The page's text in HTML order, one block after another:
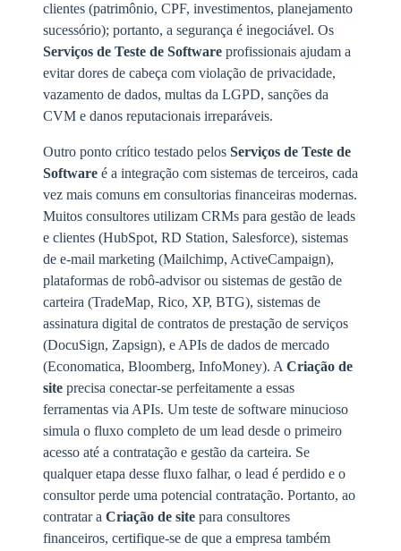
clientes (patrimônio, CPF, investimentos, planejamento
sucessório); portanto, a segurança é inegociável. Os
Serviços de Teste de Software profissionais ajudam a
evitar dores de cabeça com violação de privacidade,
vazamento de dados, multas da LGPD, sanções da
CVM e danos reputacionais irreparáveis.
Outro ponto crítico testado pelos Serviços de Teste de
Software é a integração com sistemas de terceiros, cada
vez mais comuns em consultorias financeiras modernas.
Muitos consultores utilizam CRMs para gestão de leads
e clientes (HubSpot, RD Station, Salesforce), sistemas
de e-mail marketing (Mailchimp, ActiveCampaign),
plataformas de robô-advisor ou sistemas de gestão de
carteira (TradeMap, Rico, XP, BTG), sistemas de
assinatura digital de contratos de prestação de serviços
(DocuSign, Zapsign), e APIs de dados de mercado
(Economatica, Bloomberg, InfoMoney). A Criação de
site precisa conectar-se perfeitamente a essas
ferramentas via APIs. Um teste de software minucioso
simula o fluxo completo de um lead desde o primeiro
acesso até a contratação e gestão da carteira. Se
qualquer etapa desse fluxo falhar, o lead é perdido e o
consultor perde uma potencial contratação. Portanto, ao
contratar a Criação de site para consultores
financeiros, certifique-se de que a empresa também